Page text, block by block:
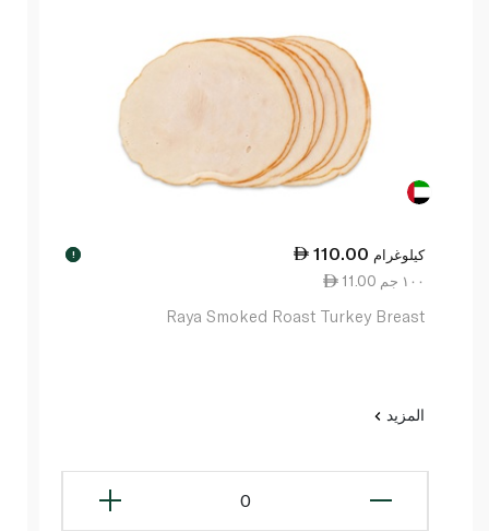
110.00 كيلوغرام !
11.00 ١٠٠ جم
Raya Smoked Roast Turkey Breast
المزيد
0